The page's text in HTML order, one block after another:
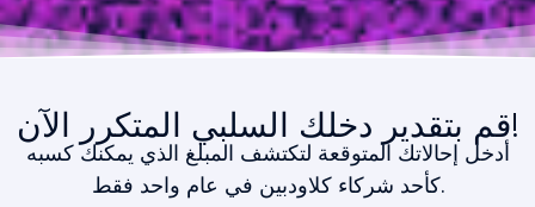
قم بتقدير دخلك السلبي المتكرر الآن!
أدخل إحالاتك المتوقعة لتكتشف المبلغ الذي يمكنك كسبه
كأحد شركاء كلاودبين في عام واحد فقط.